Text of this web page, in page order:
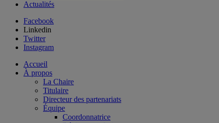
Actualités
Facebook
Linkedin
Twitter
Instagram
Accueil
À propos
La Chaire
Titulaire
Directeur des partenariats
Équipe
Coordonnatrice